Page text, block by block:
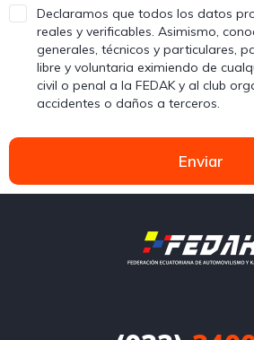
Declaramos que todos los datos
reales y verificables. Asimismo,
generales, técnicos y particulares,
libre y voluntaria eximiendo de
civil o penal a la FEDAK y al club
accidentes o daños a terceros.
Enviar